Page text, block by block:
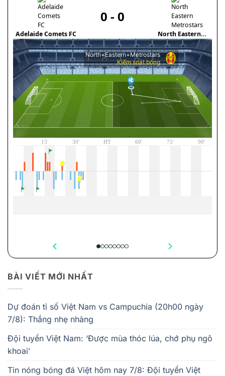
Adelaide Comets FC
0 - 0
North Eastern
Metrostars
BÀI VIẾT MỚI NHẤT
Dự đoán tỉ số Việt Nam vs Campuchia (20h00 ngày
7/8): Thắng nhẹ nhàng
Đội tuyển Việt Nam: ‘Được mùa thóc lúa, chớ phụ ngô
khoai’
Tin nóng bóng đá Việt hôm nay 7/8: Đội tuyển Việt